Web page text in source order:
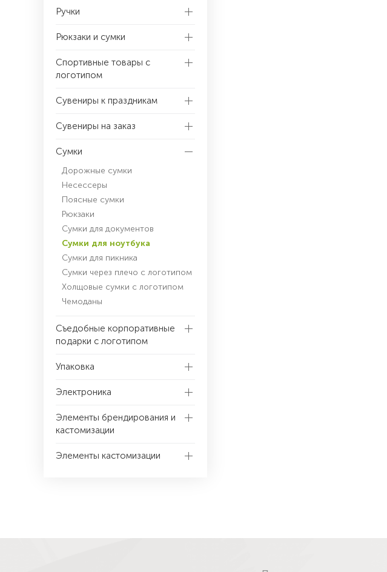
Ручки
Рюкзаки и сумки
Спортивные товары с
логотипом
Сувениры к праздникам
Сувениры на заказ
Сумки
Дорожные сумки
Несессеры
Поясные сумки
Рюкзаки
Сумки для документов
Сумки для ноутбука
Сумки для пикника
Сумки через плечо с логотипом
Холщовые сумки с логотипом
Чемоданы
Съедобные корпоративные
подарки с логотипом
Упаковка
Электроника
Элементы брендирования и
кастомизации
Элементы кастомизации